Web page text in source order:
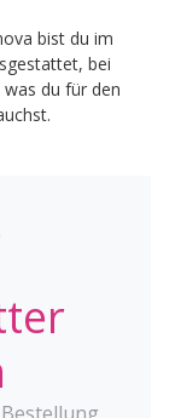
bist du im
bei
du für den